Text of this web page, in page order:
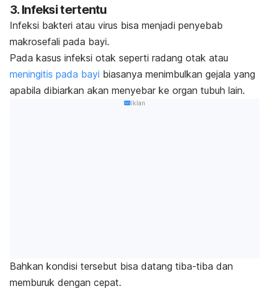
3. Infeksi tertentu
Infeksi bakteri atau virus bisa menjadi penyebab
makrosefali pada bayi.
Pada kasus infeksi otak seperti radang otak atau
meningitis pada bayi biasanya menimbulkan gejala yang
apabila dibiarkan akan menyebar ke organ tubuh lain.
Iklan
Bahkan kondisi tersebut bisa datang tiba-tiba dan
memburuk dengan cepat.